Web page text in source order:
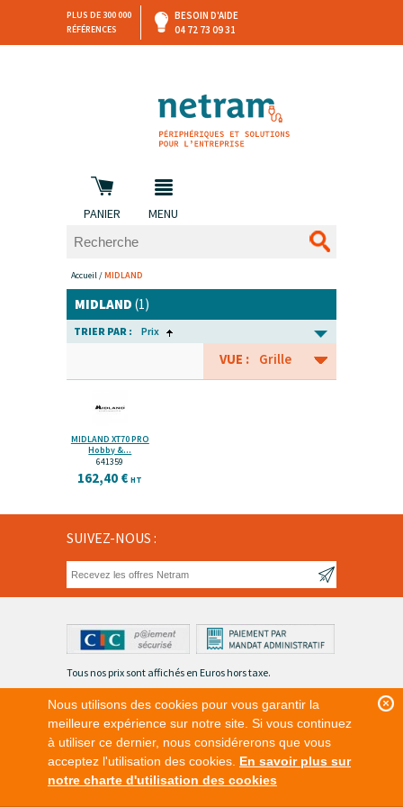
Nous utilisons des cookies pour vous garantir la
meilleure expérience sur notre site. Si vous continuez
à utiliser ce dernier, nous considérerons que vous
acceptez l'utilisation des cookies. En savoir plus sur
notre charte d'utilisation des cookies
PLUS DE 300 000
RÉFÉRENCES
BESOIN D'AIDE
04 72 73 09 31
PANIER MENU
Accueil/MIDLAND
MIDLAND (1)
TRIER PAR : Prix
VUE : Grille
MIDLAND XT70 PRO
Hobby &...
641359
162,40 €HT
SUIVEZ-NOUS :
Tous nos prix sont affichés en Euros hors taxe.